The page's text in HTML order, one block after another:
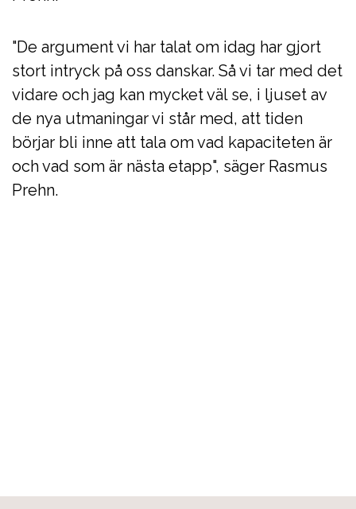
"De argument vi har talat om idag har gjort
stort intryck på oss danskar. Så vi tar med det
vidare och jag kan mycket väl se, i ljuset av
de nya utmaningar vi står med, att tiden
börjar bli inne att tala om vad kapaciteten är
och vad som är nästa etapp", säger Rasmus
Prehn.